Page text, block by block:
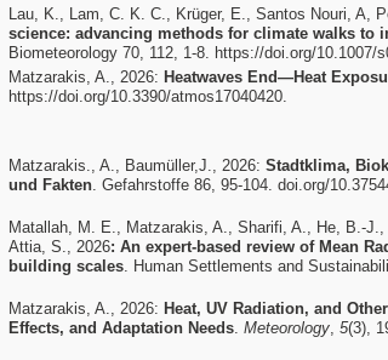
Lau, K., Lam, C. K. C., Krüger, E., Santos Nouri, A,
science: advancing methods for climate walks to
Biometeorology 70, 112, 1-8. https://doi.org/10.1007/
Matzarakis, A., 2026: Heatwaves End—Heat
https://doi.org/10.3390/atmos17040420.
Matzarakis., A., Baumüller,J., 2026:Stadtklima,
und Fakten. Gefahrstoffe 86, 95-104. doi.org/
Matallah, M. E., Matzarakis, A., Sharifi, A., He, B.-
Attia, S., 2026: An expert-based review of Mean
building scales. Human Settlements and
Matzarakis, A., 2026: Heat, UV Radiation, and
Effects, and Adaptation Needs.Meteorology,5(3),